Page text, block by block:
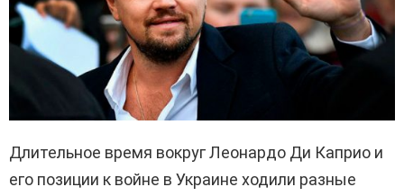
Длительное время вокруг Леонардо Ди Каприо и
его позиции к войне в Украине ходили разные